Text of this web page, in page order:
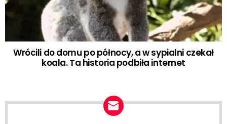
Wrócili do domu po północy, a w sypialni czekał
koala. Ta historia podbiła internet